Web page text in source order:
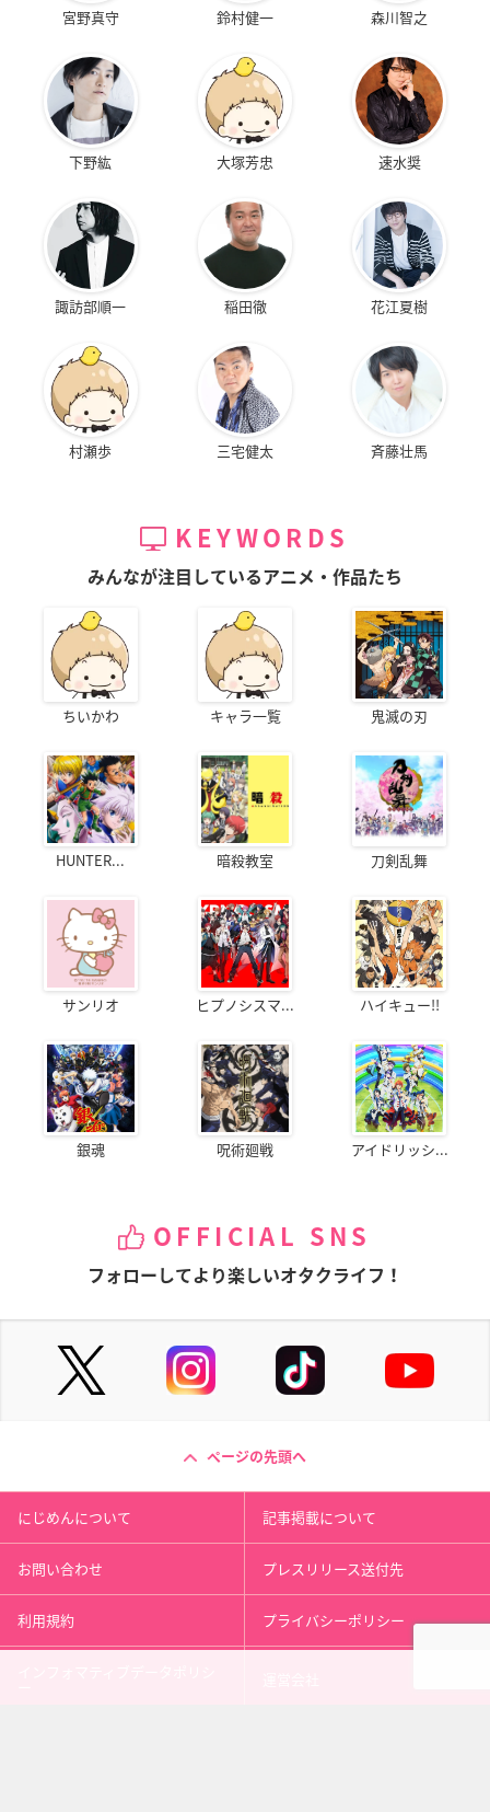
宮野真守 鈴村健一 森川智之
下野紘 大塚芳忠 速水奨
諏訪部順一 稲田徹 花江夏樹
村瀬歩 三宅健太 斉藤壮馬
KEYWORDS
みんなが注目しているアニメ・作品たち
ちいかわ キャラ一覧 鬼滅の刃
HUNTER... 暗殺教室 刀剣乱舞
サンリオ ヒプノシスマ... ハイキュー!!
銀魂 呪術廻戦 アイドリッシ...
OFFICIAL SNS
フォローしてより楽しいオタクライフ！
ページの先頭へ
にじめんについて 記事掲載について
お問い合わせ プレスリリース送付先
利用規約 プライバシーポリシー